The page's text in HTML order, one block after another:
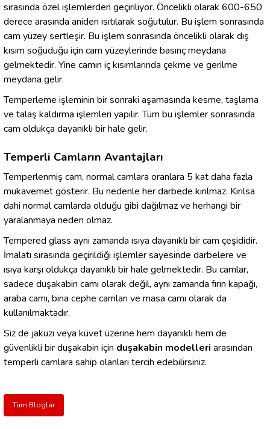
sırasında özel işlemlerden geçiriliyor. Öncelikli olarak 600-650
derece arasında aniden ısıtılarak soğutulur. Bu işlem sonrasında
cam yüzey sertleşir. Bu işlem sonrasında öncelikli olarak dış
kısım soğuduğu için cam yüzeylerinde basınç meydana
gelmektedir. Yine camın iç kısımlarında çekme ve gerilme
meydana gelir.
Temperleme işleminin bir sonraki aşamasında kesme, taşlama
ve talaş kaldırma işlemleri yapılır. Tüm bu işlemler sonrasında
cam oldukça dayanıklı bir hale gelir.
Temperli Camların Avantajları
Temperlenmiş cam, normal camlara oranlara 5 kat daha fazla
mukavemet gösterir. Bu nedenle her darbede kırılmaz. Kırılsa
dahi normal camlarda olduğu gibi dağılmaz ve herhangi bir
yaralanmaya neden olmaz.
Tempered glass aynı zamanda ısıya dayanıklı bir cam çeşididir.
İmalatı sırasında geçirildiği işlemler sayesinde darbelere ve
ısıya karşı oldukça dayanıklı bir hale gelmektedir. Bu camlar,
sadece duşakabin camı olarak değil, aynı zamanda fırın kapağı,
araba camı, bina cephe camları ve masa camı olarak da
kullanılmaktadır.
Siz de jakuzi veya küvet üzerine hem dayanıklı hem de
güvenlikli bir duşakabin için duşakabin modelleri arasından
temperli camlara sahip olanları tercih edebilirsiniz.
Tüm Bloglar